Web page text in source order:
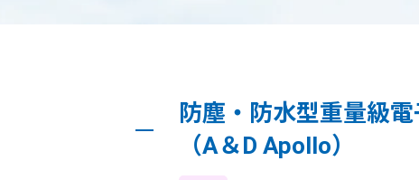
防塵・防水型重量級
（A＆D Apollo）